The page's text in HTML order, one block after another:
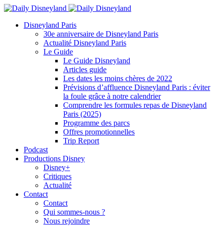
Disneyland Paris
30e anniversaire de Disneyland Paris
Actualité Disneyland Paris
Le Guide
Le Guide Disneyland
Articles guide
Les dates les moins chères de 2022
Prévisions d’affluence Disneyland Paris : éviter
la foule grâce à notre calendrier
Comprendre les formules repas de Disneyland
Paris (2025)
Programme des parcs
Offres promotionnelles
Trip Report
Podcast
Productions Disney
Disney+
Critiques
Actualité
Contact
Contact
Qui sommes-nous ?
Nous rejoindre